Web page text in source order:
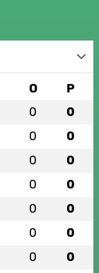
O P
0 0
0 0
0 0
0 0
0 0
0 0
0 0